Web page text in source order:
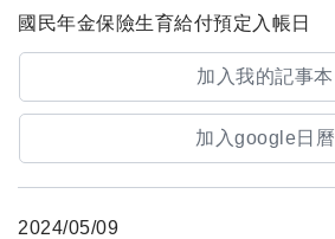
國民年金保險生育給付預定入帳日
加入我的記事本
加入google日曆
2024/05/09